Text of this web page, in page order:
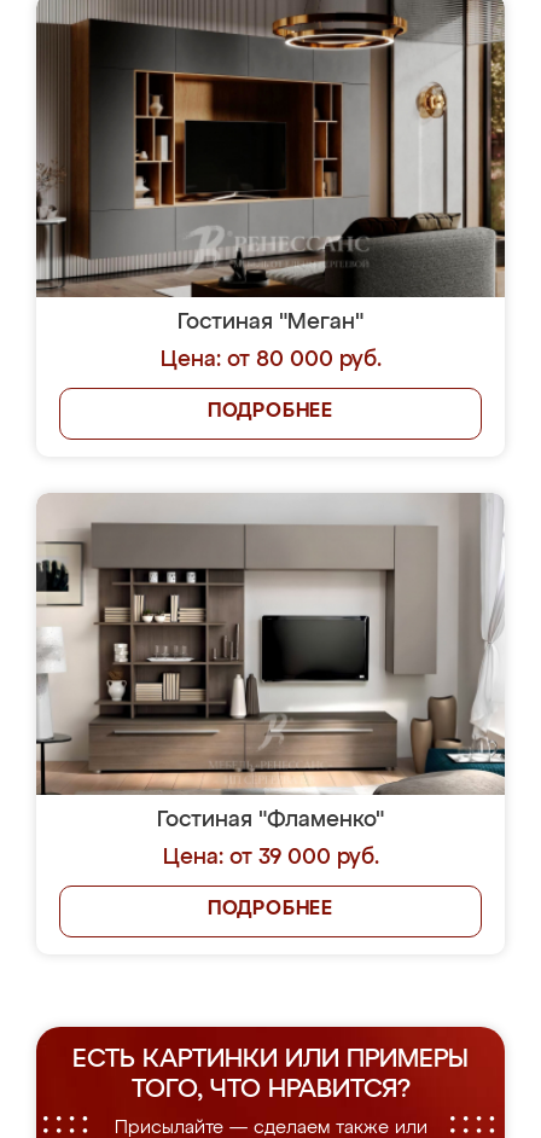
Гостиная "Меган"
Цена: от 80 000 руб.
ПОДРОБНЕЕ
Гостиная "Фламенко"
Цена: от 39 000 руб.
ПОДРОБНЕЕ
ЕСТЬ КАРТИНКИ ИЛИ ПРИМЕРЫ
ТОГО, ЧТО НРАВИТСЯ?
Присылайте — сделаем также или